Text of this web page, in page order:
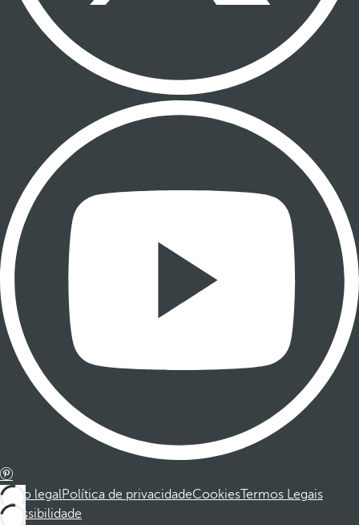
Aviso legalPolítica de privacidadeCookiesTermos Legais
Acessibilidade